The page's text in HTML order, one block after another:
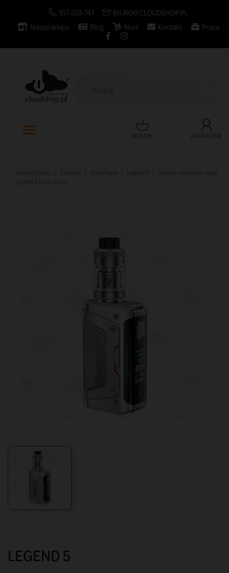
517-333-747
BIURO@CLOUDSHOP.PL
Nasze sklepy
Blog Hurt Kontakt Praca
KOSZYK ZALOGUJ SIĘ
LEGEND 5